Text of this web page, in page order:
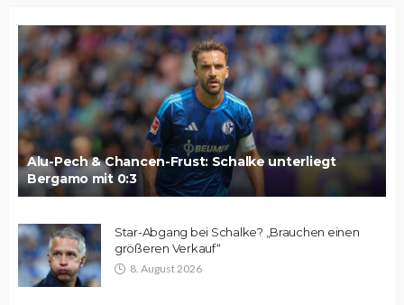
Alu-Pech & Chancen-Frust: Schalke unterliegt
Bergamo mit 0:3
Star-Abgang bei Schalke? „Brauchen einen
größeren Verkauf“
8. August 2026